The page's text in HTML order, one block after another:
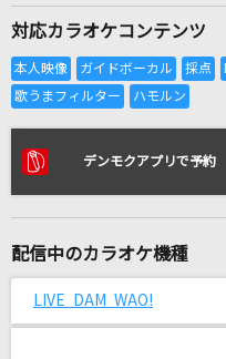
全
リアルタイム
Junkies
BRAVE GROOVE
iLiFE!
対応カラオケコンテンツ
デンモクアプリで予約
配信中のカラオケ機種
LIVE DAM WAO!